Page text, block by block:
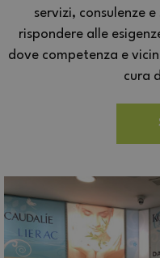
servizi, consulenze
rispondere alle
dove competenza e
cura